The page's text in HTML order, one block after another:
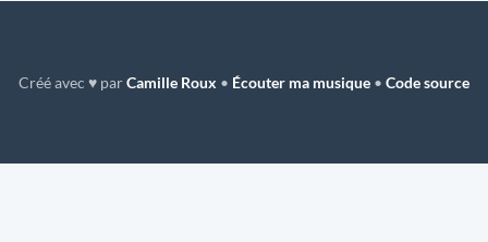
Créé avec ♥ parCamille Roux • Écouter ma musique • Code source